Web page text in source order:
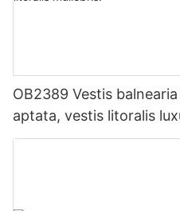
OB2389 Vestis
aptata, vestis litoralis
partium, vestitus bikini